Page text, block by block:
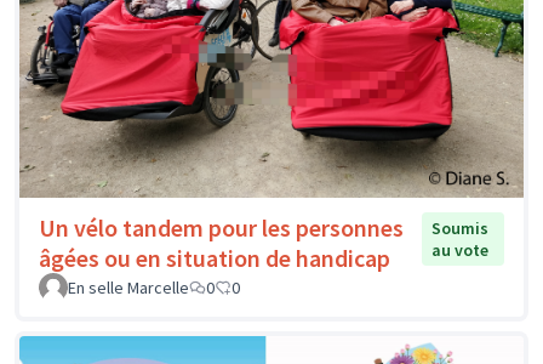
Un vélo tandem pour les personnes
âgées ou en situation de handicap
Soumis
au vote
En selle Marcelle
0 0